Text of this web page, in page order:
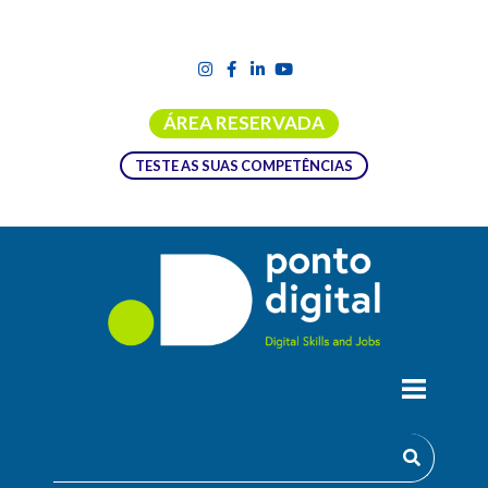
ÁREA RESERVADA
TESTE AS SUAS COMPETÊNCIAS